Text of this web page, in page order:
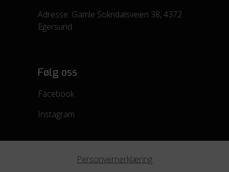
Adresse: Gamle Sokndalsveien 38, 4372
Egersund
Følg oss
Facebook
Instagram
Personvernerklæring